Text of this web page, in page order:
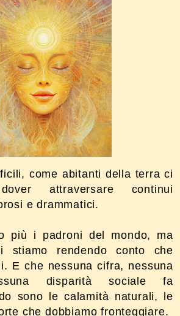
come abitanti della terra ci
attraversare continui
e drammatici.
più i padroni del mondo, ma
stiamo rendendo conto che
E che nessuna cifra, nessuna
disparità sociale fa
sono le calamità naturali, le
che dobbiamo fronteggiare.